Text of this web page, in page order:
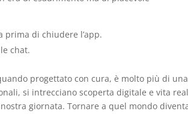
di chiudere l’app.
chat.
progettato con cura, è molto più di una
si intrecciano scoperta digitale e vita
giornata. Tornare a quel mondo